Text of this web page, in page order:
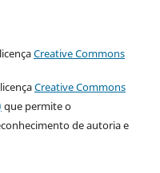
Creative Commons
Creative Commons
que permite o
de autoria e